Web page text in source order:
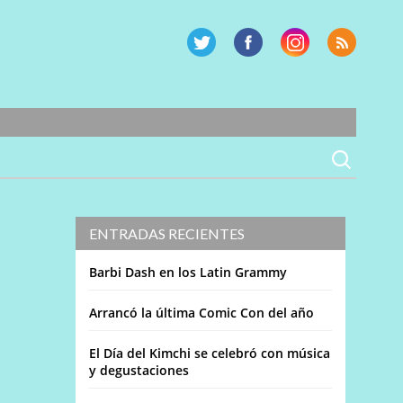
ENTRADAS RECIENTES
Barbi Dash en los Latin Grammy
Arrancó la última Comic Con del año
El Día del Kimchi se celebró con música
y degustaciones